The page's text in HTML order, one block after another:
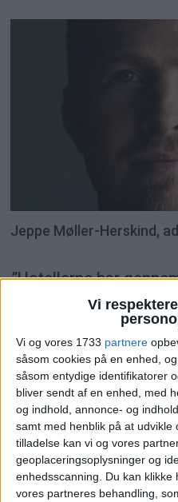
Vi
Vi og vores 1733 partnere
såsom cookies på en enhed,
såsom entydige identifikatorer
bliver sendt af en enhed, med
og indhold, annonce- og
samt med henblik på at udvikle
tilladelse kan vi og vores
geoplaceringsoplysninger og
enhedsscanning. Du kan
vores partneres behandling,
Jeppe Møller-Herskind,
”Hotellerne har
investeret massivt i
gæsteoplevelser,
Det gør branchen i
stigende
kvalitetsoplevelser,”
Herskind.
ANNONCE
Følger konflikten i